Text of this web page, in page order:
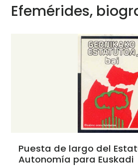
Efemérides,
Puesta de largo del
Autonomía para Euskadi